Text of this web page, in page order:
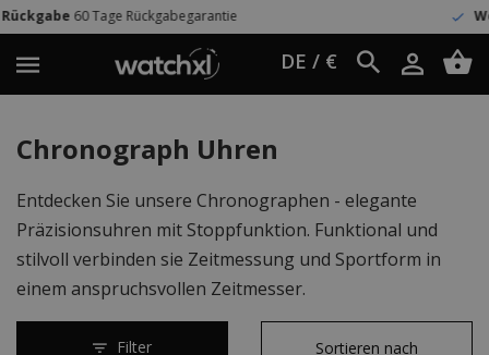
UPS Express
DE / €
Chronograph Uhren
Entdecken Sie unsere Chronographen - elegante
Präzisionsuhren mit Stoppfunktion. Funktional und
stilvoll verbinden sie Zeitmessung und Sportform in
einem anspruchsvollen Zeitmesser.
Filter